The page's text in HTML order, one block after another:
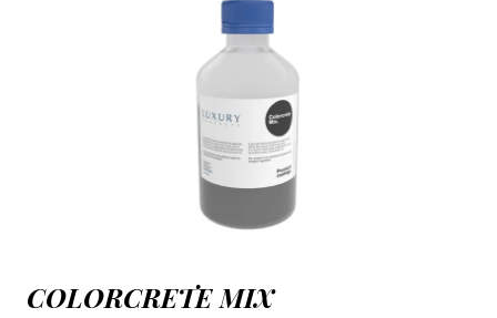
COLORCRETE MIX